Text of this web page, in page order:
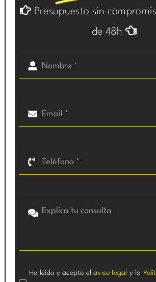
Presupuesto sin
de 48h
He leído y acepto elaviso legal y la